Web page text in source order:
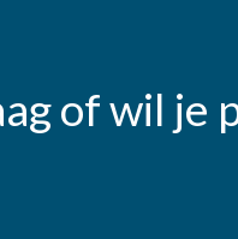
of wil je